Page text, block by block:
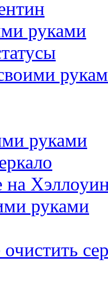
руками
руками
на
руками